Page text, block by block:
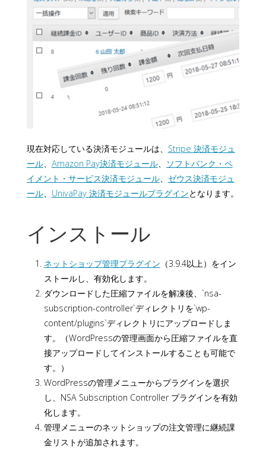
現在対応している決済モジュールは、 Stripe 決済モジュ
ール、 Amazon Pay決済モジュール、
ソフトバンク・ペ
イメント・サービス決済モジュール、 ゼウス決済モジュ
ール、 UnivaPay 決済モジュールプラグインとなります。
インストール
ネットショップ管理プラグイン （3.9.4以上）をイン
ストールし、有効化します。
ダウンロードした圧縮ファイルを解凍後、`nsa-
subscription-controller`ディレクトリを`wp-
content/plugins`ディレクトリにアップロードしま
す。（WordPressの管理画面から圧縮ファイルを直
接アップロードしてインストールすることも可能で
す。）
WordPressの管理メニューからプラグインを選択
し、NSA Subscription Controller プラグインを有効
化します。
管理メニューのネットショップの注文管理に継続課
金リストが追加されます。